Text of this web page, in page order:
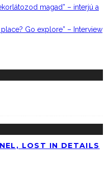
magad” – interjú a
Go explore” – Interview
LOST IN DETAILS